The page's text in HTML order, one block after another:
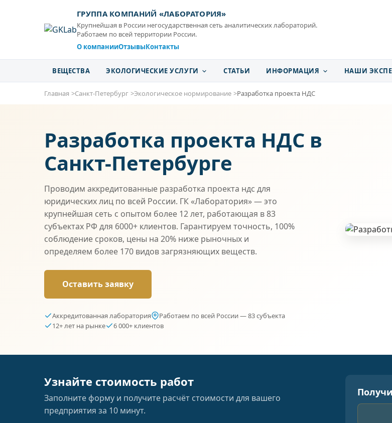
ГРУППА КОМПАНИЙ «ЛАБОРАТОРИЯ»
Крупнейшая в России негосударственная сеть аналитических лабораторий.
Работаем по всей территории России.
О компанииОтзывыКонтакты
ВЕЩЕСТВА ЭКОЛОГИЧЕСКИЕ УСЛУГИ СТАТЬИ ИНФОРМАЦИЯ НАШИ
Главная Санкт-Петербург Экологическое нормирование Разработка проекта НДС
Разработка проекта НДС в
Санкт-Петербурге
Проводим аккредитованные разработка проекта ндс для
юридических лиц по всей России. ГК «Лаборатория» — это
крупнейшая сеть с опытом более 12 лет, работающая в 83
субъектах РФ для 6000+ клиентов. Гарантируем точность, 100%
соблюдение сроков, цены на 20% ниже рыночных и
определяем более 170 видов загрязняющих веществ.
Оставить заявку
Аккредитованная лаборатория
Работаем по всей России — 83 субъекта
12+ лет на рынке
6 000+ клиентов
Узнайте стоимость работ
Заполните форму и получите расчёт стоимости для вашего
предприятия за 10 минут.